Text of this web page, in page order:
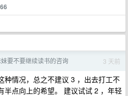
要不要继续读书的咨询 3 天前
种情况，总之不建议 3 ，出去打工不
半点向上的希望。 建议试试 2 ，年轻